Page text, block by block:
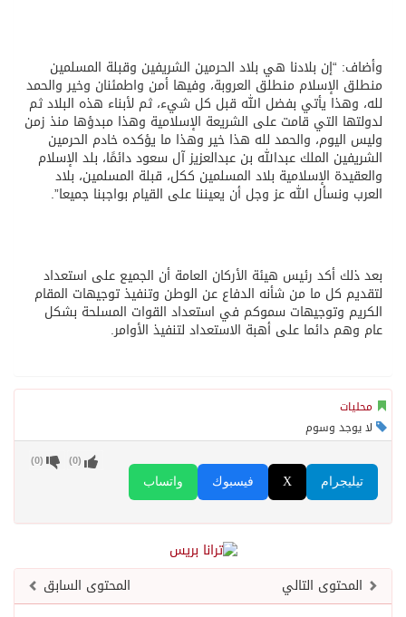
وأضاف: “إن بلادنا هي بلاد الحرمين الشريفين وقبلة المسلمين
منطلق الإسلام منطلق العروبة، وفيها أمن واطمئنان وخير والحمد
لله، وهذا يأتي بفضل الله قبل كل شيء، ثم لأبناء هذه البلاد ثم
لدولتها التي قامت على الشريعة الإسلامية وهذا مبدؤها منذ زمن
وليس اليوم، والحمد لله هذا خير وهذا ما يؤكده خادم الحرمين
الشريفين الملك عبدالله بن عبدالعزيز آل سعود دائمًا، بلد الإسلام
والعقيدة الإسلامية بلاد المسلمين ككل، قبلة المسلمين، بلاد
العرب ونسأل الله عز وجل أن يعيننا على القيام بواجبنا جميعا”.
بعد ذلك أكد رئيس هيئة الأركان العامة أن الجميع على استعداد
لتقديم كل ما من شأنه الدفاع عن الوطن وتنفيذ توجيهات المقام
الكريم وتوجيهات سموكم في استعداد القوات المسلحة بشكل
عام وهم دائما على أهبة الاستعداد لتنفيذ الأوامر.
محليات
لا يوجد وسوم
واتساب فيسبوك X تيليجرام
(
0
) (
0
)
المحتوى السابق المحتوى التالي